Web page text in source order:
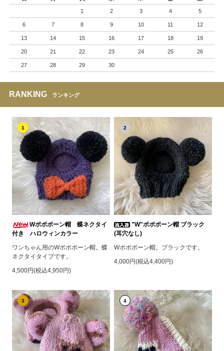
1 2 3 4 5
6 7 8 9 10 11 12
13 14 15 16 17 18 19
20 21 22 23 24 25 26
27 28 29 30
RANKING ランキング
1
Wポポポーン帽 蝶ネクタイ
付き ハロウィンカラー
ワンちゃん用のWポポポーン帽。蝶
ネクタイタイプです。
4,500円(税込4,950円)
2
"W"ポポポーン帽 ブラック
(耳穴なし)
Wポポポーン帽。ブラックです。
4,000円(税込4,400円)
3 4